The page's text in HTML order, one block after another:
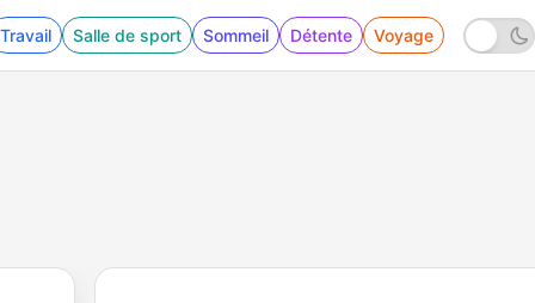
Travail Salle de sport Sommeil Détente Voyage